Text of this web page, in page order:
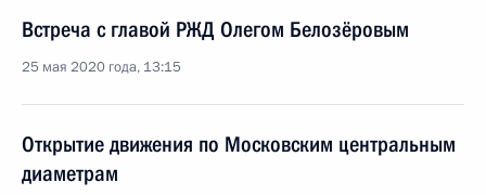
Встреча с главой РЖД Олегом Белозёровым
25 мая 2020 года, 13:15
Открытие движения по Московским центральным
диаметрам